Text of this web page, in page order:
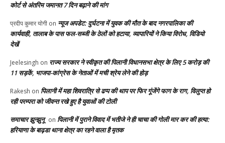
कोर्ट से अंतरिम जमानत 7 दिन बढ़ाने की मांग
प्रदीप कुमार योगी on न्यूज अपडेट: दुर्घटना में युवक की मौत के बाद नगरपालिका की
कार्यवाही, तालाब के पास फल-सब्जी के ठेलों को हटाया, व्यापारियों ने किया विरोध, विडियो
देखें
Jeelesingh on राज्य सरकार ने स्वीकृत की पिलानी विधानसभा क्षेत्र के लिए 5 करोड़ की
11 सड़कें, भाजपा-कांग्रेस के नेताओं में मची श्रेय लेने की होड़
Rakesh on पिलानी में महा शिवरात्रि से ढप्प की थाप पर फिर गूंजेंगे फाग के राग, विलुप्त हो
रही परम्परा को जीवन्त रखे हुए है युवाओं की टोली
समाचार झुन्झुनू on पिलानी में पुराने विवाद में भतीजे ने ही चाचा की गोली मार कर की हत्या:
हरियाणा के बाढ़डा थाना क्षेत्र का रहने वाला है मृतक